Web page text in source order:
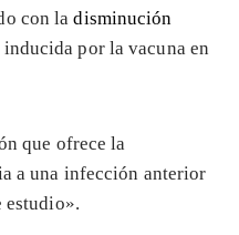
con ladisminución
inducida por la vacuna en
que ofrece la
a una infección anterior
estudio».